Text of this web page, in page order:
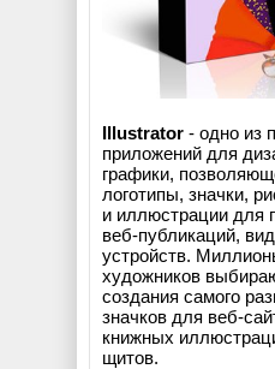
Illustrator - одно из
приложений для
графики,
логотипы, значки,
и иллюстрации для
веб-публикаций,
устройств.
художников
создания самого
значков для веб-
книжных
щитов.